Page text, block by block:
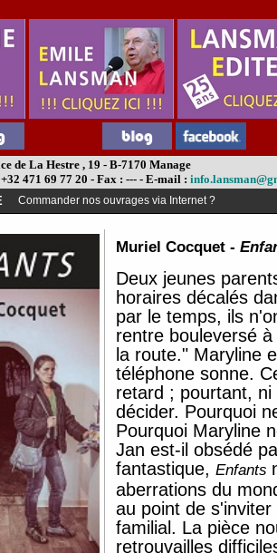
de La Hestre , 19 - B-7170 Manage
471 69 77 20 - Fax : --- - E-mail :
Commander nos ouvrages via Internet ?
Muriel Cocquet -
Deux jeunes
horaires décalés
par le temps, ils
rentre bouleversé
la route." Maryline
téléphone sonne.
retard ; pourtant,
décider. Pourquoi
Pourquoi Maryline
Jan est-il obsédé
fantastique, Enfants
aberrations du
au point de
familial. La pièce
retrouvailles